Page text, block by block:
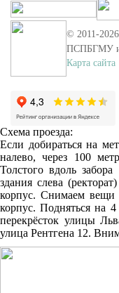
© 2011-2026
ПСПБГМУ
Карта сайта
Схема проезда:
Если добираться на
налево, через 100
Толстого вдоль
здания слева
корпус. Снимаем вещи
корпус. Подняться на
перекрёсток улицы
улица Рентгена 12.